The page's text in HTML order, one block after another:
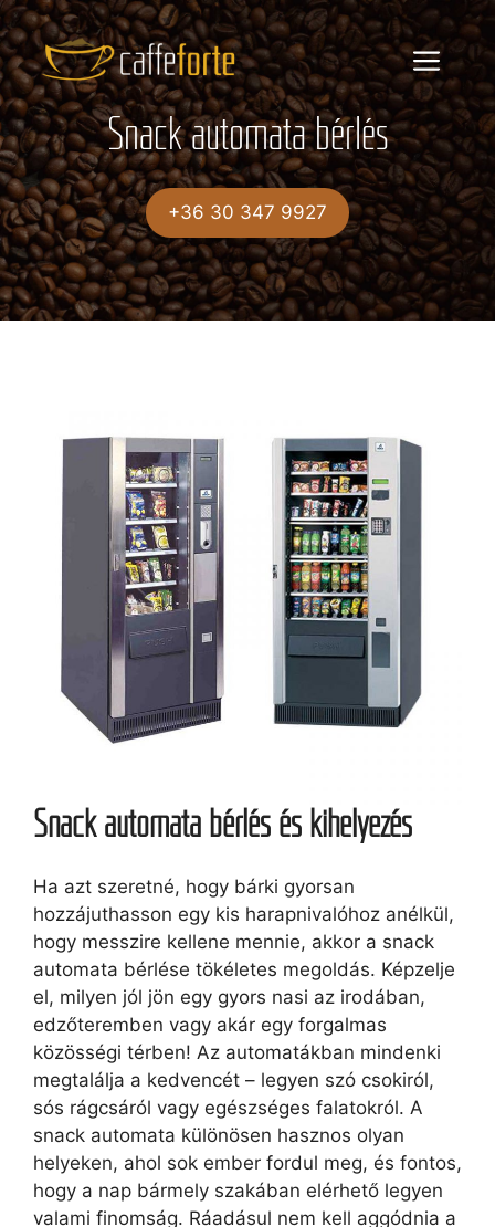
Kilépés
a
tartalomba
Menü
Snack automata bérlés
+36 30 347 9927
Snack automata bérlés és kihelyezés
Ha azt szeretné, hogy bárki gyorsan
hozzájuthasson egy kis harapnivalóhoz anélkül,
hogy messzire kellene mennie, akkor a snack
automata bérlése tökéletes megoldás. Képzelje
el, milyen jól jön egy gyors nasi az irodában,
edzőteremben vagy akár egy forgalmas
közösségi térben! Az automatákban mindenki
megtalálja a kedvencét – legyen szó csokiról,
sós rágcsáról vagy egészséges falatokról. A
snack automata különösen hasznos olyan
helyeken, ahol sok ember fordul meg, és fontos,
hogy a nap bármely szakában elérhető legyen
valami finomság. Ráadásul nem kell aggódnia a